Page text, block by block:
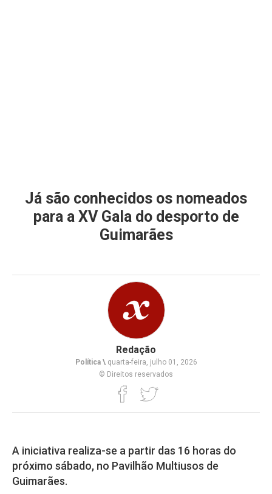
Já são conhecidos os nomeados
para a XV Gala do desporto de
Guimarães
Redação
Política \quarta-feira, julho 01, 2026
© Direitos reservados
A iniciativa realiza-se a partir das 16 horas do
próximo sábado, no Pavilhão Multiusos de
Guimarães.